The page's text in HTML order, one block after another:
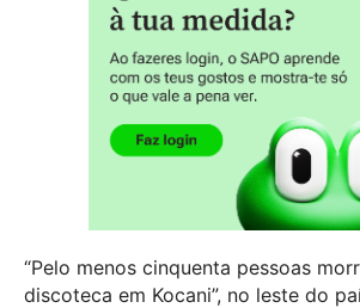
“Pelo menos cinquenta pessoas
discoteca em Kocani”, no leste do